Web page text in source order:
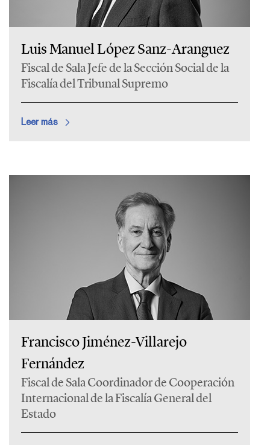
Luis Manuel López Sanz-Aranguez
Fiscal de Sala Jefe de la Sección Social de la
Fiscalía del Tribunal Supremo
Leer más
Francisco Jiménez-Villarejo
Fernández
Fiscal de Sala Coordinador de Cooperación
Internacional de la Fiscalía General del
Estado